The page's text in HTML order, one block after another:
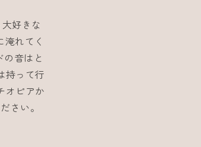
好きな
れてく
音はと
持って行
オピアか
さい。